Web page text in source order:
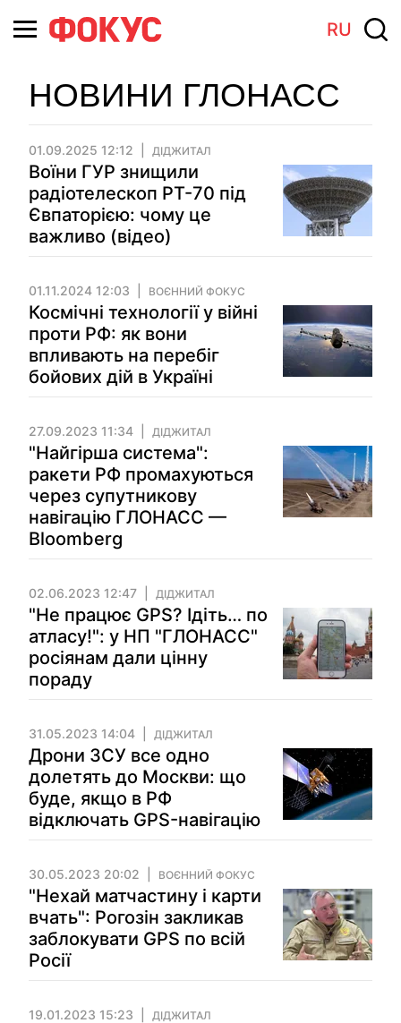
RU
НОВИНИ ГЛОНАСС
01.09.2025 12:12 ДІДЖИТАЛ
Воїни ГУР знищили
радіотелескоп РТ-70 під
Євпаторією: чому це
важливо (відео)
01.11.2024 12:03 ВОЄННИЙ ФОКУС
Космічні технології у війні
проти РФ: як вони
впливають на перебіг
бойових дій в Україні
27.09.2023 11:34 ДІДЖИТАЛ
"Найгірша система":
ракети РФ промахуються
через супутникову
навігацію ГЛОНАСС —
Bloomberg
02.06.2023 12:47 ДІДЖИТАЛ
"Не працює GPS? Ідіть… по
атласу!": у НП "ГЛОНАСС"
росіянам дали цінну
пораду
31.05.2023 14:04 ДІДЖИТАЛ
Дрони ЗСУ все одно
долетять до Москви: що
буде, якщо в РФ
відключать GPS-навігацію
30.05.2023 20:02 ВОЄННИЙ ФОКУС
"Нехай матчастину і карти
вчать": Рогозін закликав
заблокувати GPS по всій
Росії
19.01.2023 15:23 ДІДЖИТАЛ